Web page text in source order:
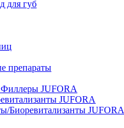
для губ
препараты
JUFORA
JUFORA
Биоревитализанты JUFORA